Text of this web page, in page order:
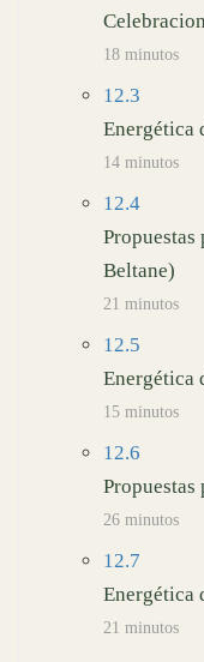
18 minutos
12.3
Energética
14 minutos
12.4
Propuestas
Beltane)
21 minutos
12.5
Energética
15 minutos
12.6
Propuestas
26 minutos
12.7
Energética
21 minutos